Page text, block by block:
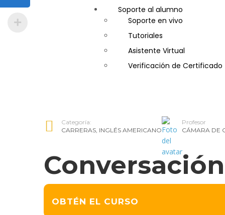
Guía de Turismo
Inglés Americano
Marketing y Publicidad
Medio Ambiente y Seguridad
Plataforma Bancaria y
Ventas de Productos y
Visitador Médico
Soporte al alumno
Soporte en vivo
Tutoriales
Asistente Virtual
Verificación de Certificado
Categoría:
CARRERAS, INGLÉS AMERICANO
Profesor
CÁMARA DE
OBTÉN EL CURSO